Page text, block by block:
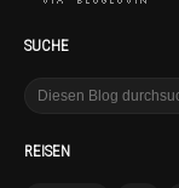
SUCHE
REISEN